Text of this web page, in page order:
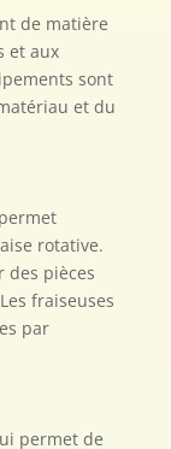
de matière
et aux
sont
et du
rotative.
des pièces
fraiseuses
par
permet de